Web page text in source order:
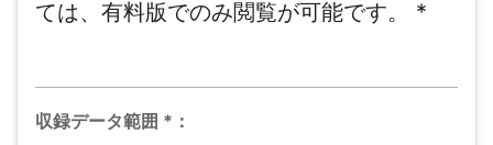
ては、有料版でのみ閲覧が可能です。
*
収録データ範囲 * ：